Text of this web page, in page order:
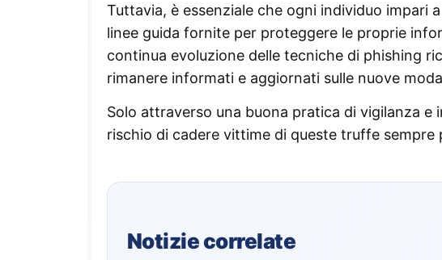
Tuttavia, è essenziale che ogni individuo impari
linee guida fornite per proteggere le proprie
continua evoluzione delle tecniche di phishing
rimanere informati e aggiornati sulle nuove
Solo attraverso una buona pratica di vigilanza
rischio di cadere vittime di queste truffe sempre
Notizie correlate